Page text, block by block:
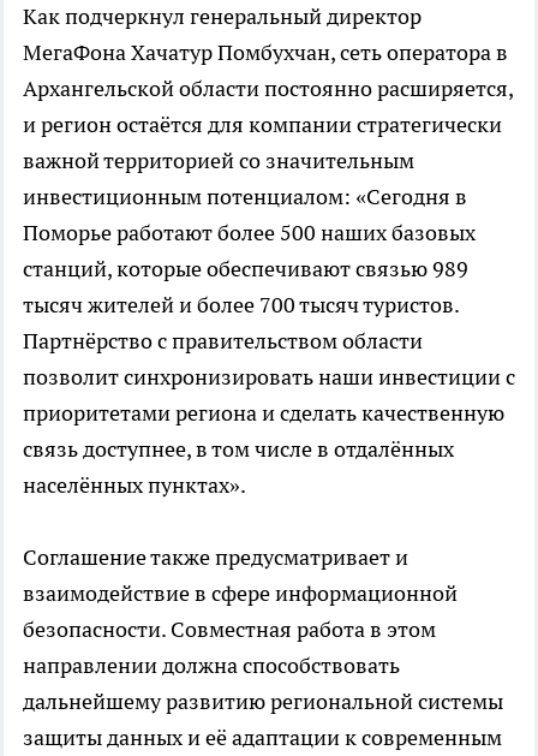
Как подчеркнул генеральный директор
МегаФона Хачатур Помбухчан, сеть оператора в
Архангельской области постоянно расширяется,
и регион остаётся для компании стратегически
важной территорией со значительным
инвестиционным потенциалом: «Сегодня в
Поморье работают более 500 наших базовых
станций, которые обеспечивают связью 989
тысяч жителей и более 700 тысяч туристов.
Партнёрство с правительством области
позволит синхронизировать наши инвестиции с
приоритетами региона и сделать качественную
связь доступнее, в том числе в отдалённых
населённых пунктах».
Соглашение также предусматривает и
взаимодействие в сфере информационной
безопасности. Совместная работа в этом
направлении должна способствовать
дальнейшему развитию региональной системы
защиты данных и её адаптации к современным